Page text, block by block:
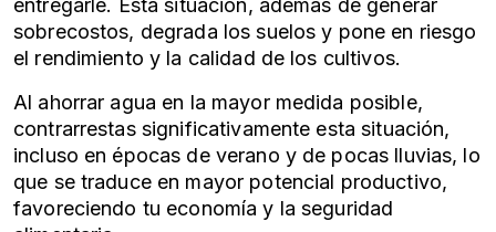
entregarle. Esta situación, además de generar
sobrecostos, degrada los suelos y pone en riesgo
el rendimiento y la calidad de los cultivos.
Al ahorrar agua en la mayor medida posible,
contrarrestas significativamente esta situación,
incluso en épocas de verano y de pocas lluvias, lo
que se traduce en mayor potencial productivo,
favoreciendo tu economía y la seguridad